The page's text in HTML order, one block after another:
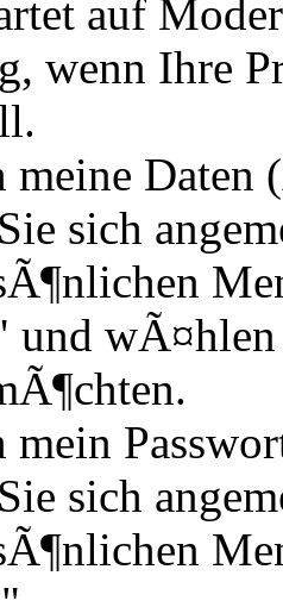
auf
wenn Ihre
meine Daten
sich
und wÃ¤hlen
sich